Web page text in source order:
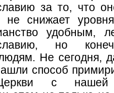
за то, что
не снижает
удобным,
но
Не сегодня,
способ
с нашей